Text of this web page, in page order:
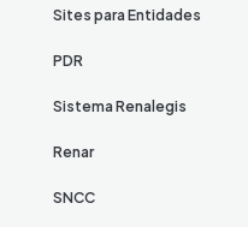
Sites para Entidades
PDR
Sistema Renalegis
Renar
SNCC